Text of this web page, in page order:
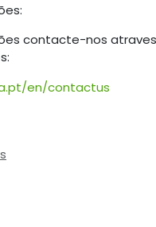
contacte-nos
en/contactus